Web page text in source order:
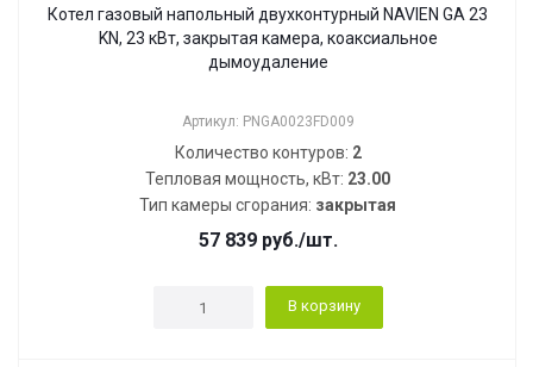
Котел газовый напольный двухконтурный NAVIEN GA 23
KN, 23 кВт, закрытая камера, коаксиальное
дымоудаление
Артикул: PNGA0023FD009
Количество контуров: 2
Тепловая мощность, кВт: 23.00
Тип камеры сгорания: закрытая
57 839руб./шт.
В корзину